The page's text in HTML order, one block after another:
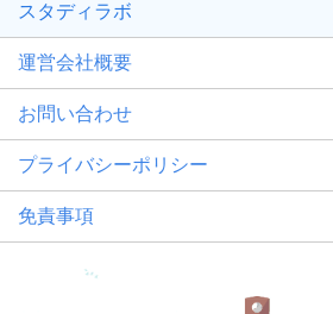
スタディラボ
運営会社概要
お問い合わせ
プライバシーポリシー
免責事項